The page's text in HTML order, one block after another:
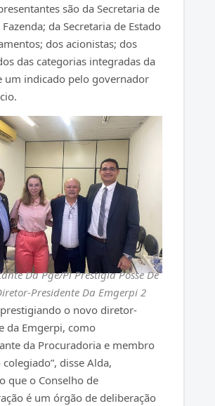
são da Secretaria de
da Secretaria de Estado
dos acionistas; dos
das categorias integradas da
um indicado pelo governador
Da Pge/Pi Prestigia Posse De
Presidente Da Emgerpi 2
prestigiando o novo diretor-
da Emgerpi, como
da Procuradoria e membro
disse Alda,
que o Conselho de
é um órgão de deliberação